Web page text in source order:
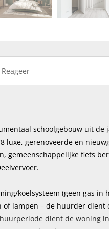
Reageer
schoolgebouw uit de
gerenoveerde en
gemeenschappelijke fiets
koelsysteem (geen gas in
of lampen – de huurder
dient de woning